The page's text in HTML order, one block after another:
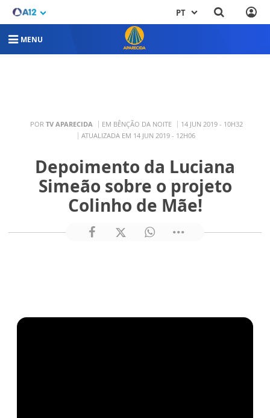
PT
MENU
POR TV APARECIDA EM BÊNÇÃO DA NOITE
14 JUN 2019 - 10H32
ATUALIZADA EM 14 JUN 2019 - 12H06
Depoimento da Luciana
Simeão sobre o projeto
Colinho de Mãe!